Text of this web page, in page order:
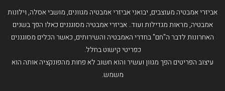
אביזרי אמבטיה מעוצבים, יבואני אביזרי אמבטיה מגוונים, מושבי אסלה, וילונות
אמבטיה, מראות מגדילות ועוד.. אביזרי אמבטיה מסוגננים כאלו הפך בשנים
האחרונות לדבר ה"חם" בחדרי האמבטיה והשירותים, כאשר הכלים מסוגננים
כפריטי קישוט בחלל.
עיצוב הפריטים הפך מגוון ועשיר והוא חשוב לא פחות מהפונקציה אותה הוא
משמש.